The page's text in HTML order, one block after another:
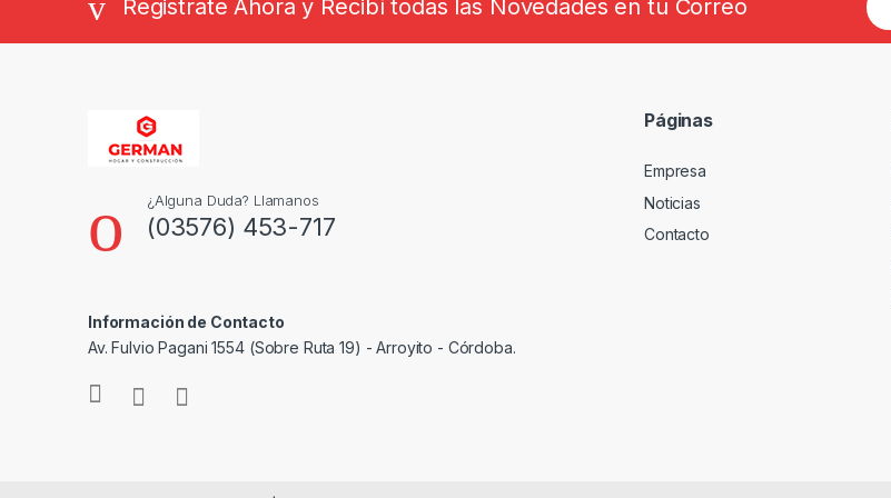
Registrate Ahora y Recibí todas las Novedades en tu Correo
m
¿Alguna Duda? Llamanos
(03576) 453-717
Información de Contacto
Av. Fulvio Pagani 1554 (Sobre Ruta 19) - Arroyito - Córdoba.
Páginas
Empresa
Noticias
Contacto